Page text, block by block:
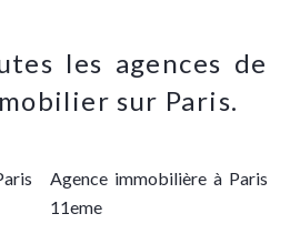
les agences de
sur Paris.
Agence immobilière à Paris
11eme